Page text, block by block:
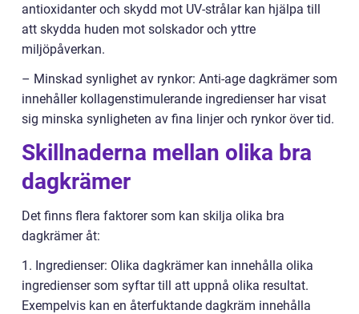
antioxidanter och skydd mot UV-strålar kan hjälpa till
att skydda huden mot solskador och yttre
miljöpåverkan.
– Minskad synlighet av rynkor: Anti-age dagkrämer som
innehåller kollagenstimulerande ingredienser har visat
sig minska synligheten av fina linjer och rynkor över tid.
Skillnaderna mellan olika bra
dagkrämer
Det finns flera faktorer som kan skilja olika bra
dagkrämer åt:
1. Ingredienser: Olika dagkrämer kan innehålla olika
ingredienser som syftar till att uppnå olika resultat.
Exempelvis kan en återfuktande dagkräm innehålla